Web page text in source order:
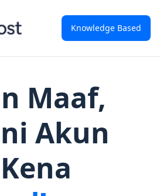
Knowledge Based
Maaf,
Akun